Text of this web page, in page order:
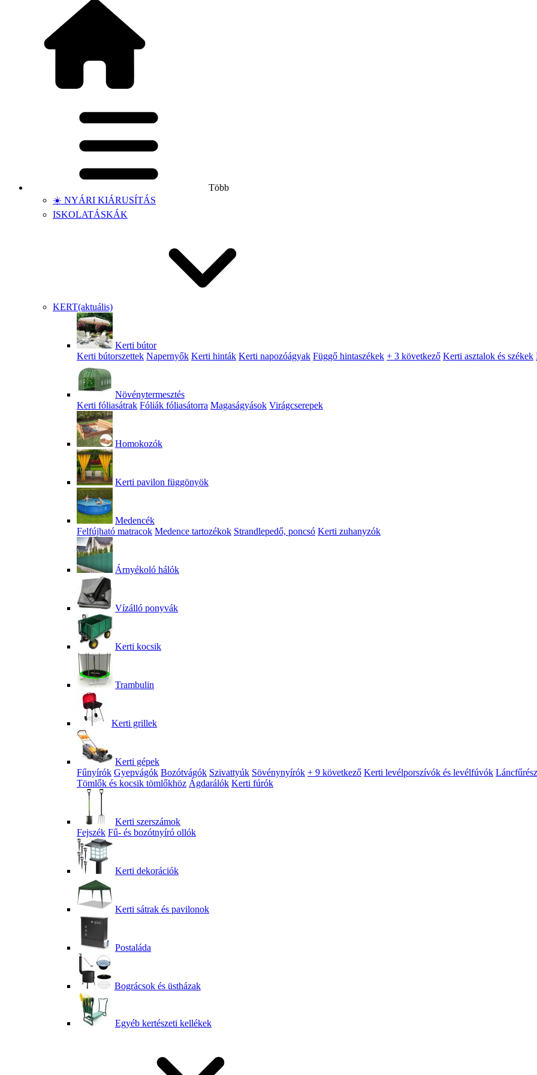
Több
☀️ NYÁRI KIÁRUSÍTÁS
ISKOLATÁSKÁK
KERT(aktuális)
Kerti bútor
Kerti bútorszettek Napernyők Kerti hinták Kerti napozóágyak Függő hintaszékek + 3 következő Kerti asztalok és székek
Növénytermesztés
Kerti fóliasátrak Fóliák fóliasátorra Magaságyások Virágcserepek
Homokozók
Kerti pavilon függönyök
Medencék
Felfújható matracok Medence tartozékok Strandlepedő, poncsó Kerti zuhanyzók
Árnyékoló hálók
Vízálló ponyvák
Kerti kocsik
Trambulin
Kerti grillek
Kerti gépek
Fűnyírók Gyepvágók Bozótvágók Szivattyúk Sövénynyírók + 9 következő Kerti levélporszívók és levélfúvók
Tömlők és kocsik tömlőkhöz Ágdarálók Kerti fúrók
Kerti szerszámok
Fejszék Fű- és bozótnyíró ollók
Kerti dekorációk
Kerti sátrak és pavilonok
Postaláda
Bográcsok és üstházak
Egyéb kertészeti kellékek